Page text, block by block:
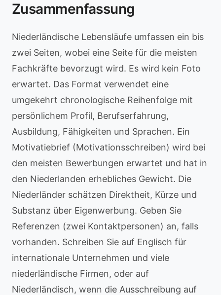
Zusammenfassung
Niederländische Lebensläufe umfassen ein bis
zwei Seiten, wobei eine Seite für die meisten
Fachkräfte bevorzugt wird. Es wird kein Foto
erwartet. Das Format verwendet eine
umgekehrt chronologische Reihenfolge mit
persönlichem Profil, Berufserfahrung,
Ausbildung, Fähigkeiten und Sprachen. Ein
Motivatiebrief (Motivationsschreiben) wird bei
den meisten Bewerbungen erwartet und hat in
den Niederlanden erhebliches Gewicht. Die
Niederländer schätzen Direktheit, Kürze und
Substanz über Eigenwerbung. Geben Sie
Referenzen (zwei Kontaktpersonen) an, falls
vorhanden. Schreiben Sie auf Englisch für
internationale Unternehmen und viele
niederländische Firmen, oder auf
Niederländisch, wenn die Ausschreibung auf